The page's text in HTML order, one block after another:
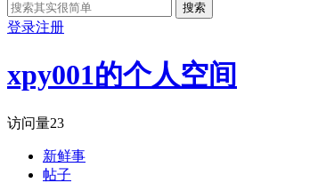
搜索
登录注册
xpy001的个人空间
访问量23
新鲜事
帖子